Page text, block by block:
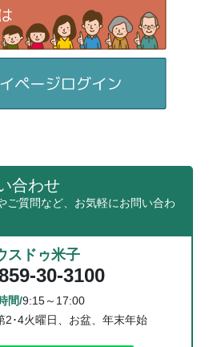
合わせ
ご質問など、お気軽にお問い合わ
スドゥ米子
30-3100
間/9:15～17:00
2･4火曜日、お盆、年末年始